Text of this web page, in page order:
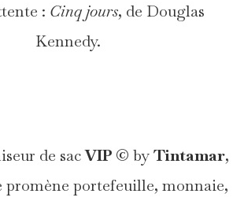
: Cinq jours, de Douglas
Kennedy.
de sacVIP © byTintamar,
promène portefeuille, monnaie,